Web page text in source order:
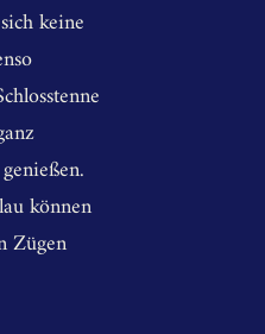
keine
können
Zügen